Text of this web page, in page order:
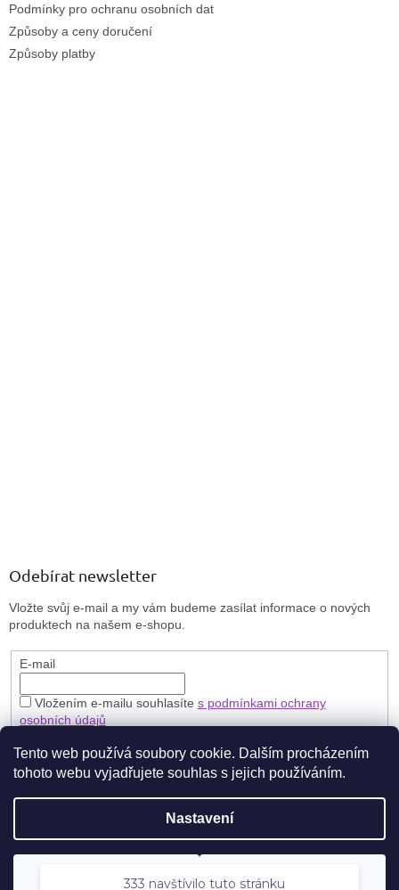
Tento web používá soubory cookie. Dalším procházením
tohoto webu vyjadřujete souhlas s jejich používáním.
Nastavení
Odmítnout Souhlasím
Podmínky pro ochranu osobních dat
Způsoby a ceny doručení
Způsoby platby
Odebírat newsletter
Vložte svůj e-mail a my vám budeme zasílat informace o nových
produktech na našem e-shopu.
E-mail
Vložením e-mailu souhlasíte s podmínkami ochrany
osobních údajů
PŘIHLÁSIT SE
Vytvořil Shoptet
Copyright 2026Brillbird Vary . Všechna práva vyhrazena.
navštívilo tuto stránku